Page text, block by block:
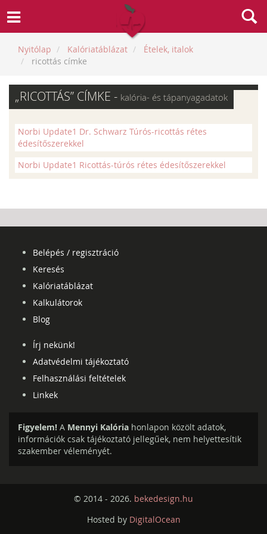
Nyitólap Kalóriatáblázat
Ételek, italok
ricottás címke
„RICOTTÁS” CÍMKE - kalória- és tápanyagadatok
Norbi Update1 Dr. Schwarz Túrós-ricottás rétes
édesítőszerekkel
Norbi Update1 Ricottás-túrós rétes édesítőszerekkel
Belépés / regisztráció
Keresés
Kalóriatáblázat
Kalkulátorok
Blog
Írj nekünk!
Adatvédelmi tájékoztató
Felhasználási feltételek
Linkek
Figyelem! A Mennyi Kalória honlapon közölt adatok,
információk csak tájékoztató jellegűek, nem helyettesítik
szakember véleményét.
© 2014 - 2026. bekedesign.hu
Hosted by DigitalOcean